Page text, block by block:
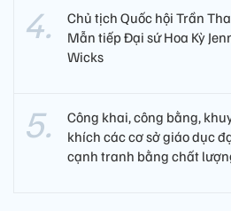
Chủ tịch Quốc hội Trần
Mẫn tiếp Đại sứ Hoa Kỳ
Wicks
Công khai, công bằng,
khích các cơ sở giáo dục
cạnh tranh bằng chất